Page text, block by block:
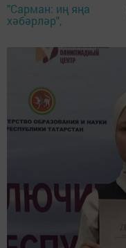
"Сарман: иң яңа
хәбәрләр",